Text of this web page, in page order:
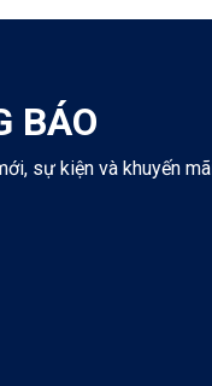
BÁO
sự kiện và khuyến